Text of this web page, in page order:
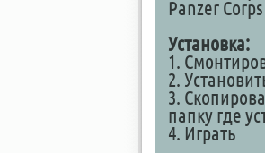
Panzer
Установка:
1.
2.
3.
папку где
4. Играть